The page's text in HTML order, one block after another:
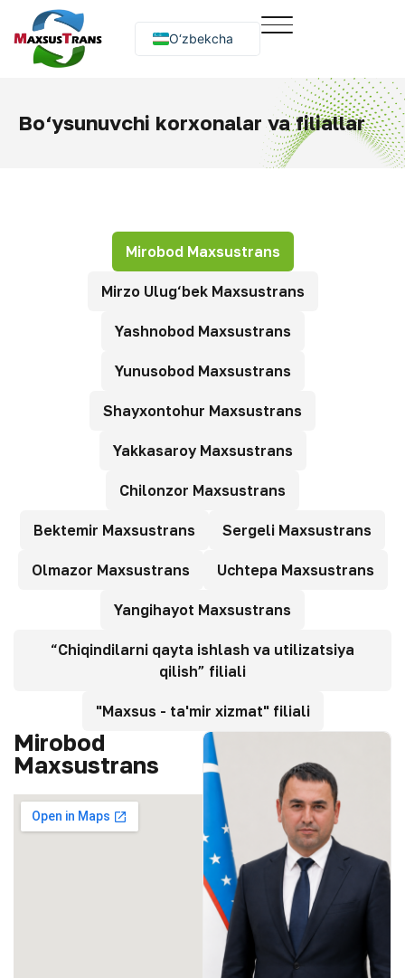
O‘zbekcha
Русский
Bo‘ysunuvchi korxonalar va filiallar
Mirobod Maxsustrans
Mirzo Ulug‘bek Maxsustrans
Yashnobod Maxsustrans
Yunusobod Maxsustrans
Shayxontohur Maxsustrans
Yakkasaroy Maxsustrans
Chilonzor Maxsustrans
Bektemir Maxsustrans Sergeli Maxsustrans
Olmazor Maxsustrans Uchtepa Maxsustrans
Yangihayot Maxsustrans
“Chiqindilarni qayta ishlash va utilizatsiya
qilish” filiali
"Maxsus - ta'mir xizmat" filiali
Mirobod
Maxsustrans